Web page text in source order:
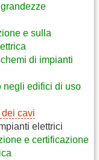
e sulla
di impianti
negli edifici di uso
cavi
elettrici
e certificazione